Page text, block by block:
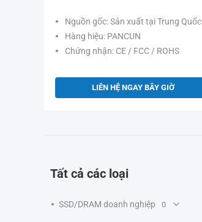
Nguồn gốc: Sản xuất tại Trung Quốc
Hàng hiệu: PANCUN
Chứng nhận: CE / FCC / ROHS
LIÊN HỆ NGAY BÂY GIỜ
Tất cả các loại
SSD/DRAM doanh nghiệp 0